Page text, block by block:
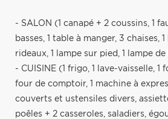
- SALON (1 canapé + 2 coussins, 1
basses, 1 table à manger, 3 chaises,
rideaux, 1 lampe sur pied, 1 lampe
- CUISINE (1 frigo, 1 lave-vaisselle, 1
four de comptoir, 1 machine à
couverts et ustensiles divers,
poêles + 2 casseroles, saladiers,